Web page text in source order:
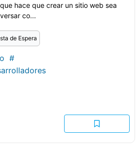
hace que crear un sitio web sea
co...
de Espera
#